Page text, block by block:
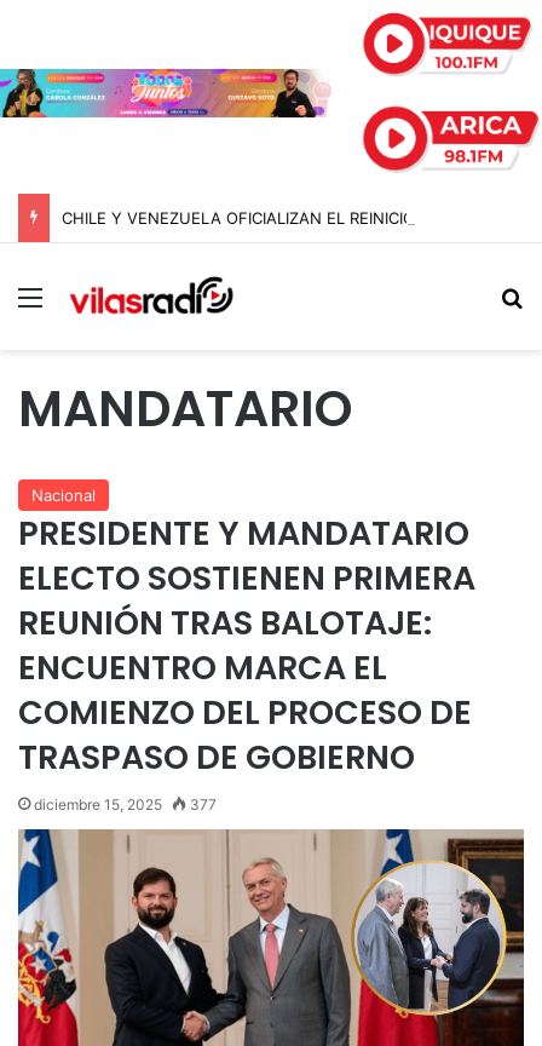
Menú
MANDATARIO
Nacional
PRESIDENTE Y MANDATARIO
ELECTO SOSTIENEN PRIMERA
REUNIÓN TRAS BALOTAJE:
ENCUENTRO MARCA EL
COMIENZO DEL PROCESO DE
TRASPASO DE GOBIERNO
diciembre 15, 2025 377